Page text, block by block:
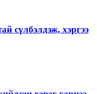
сүлбэлдэж, хэргээ